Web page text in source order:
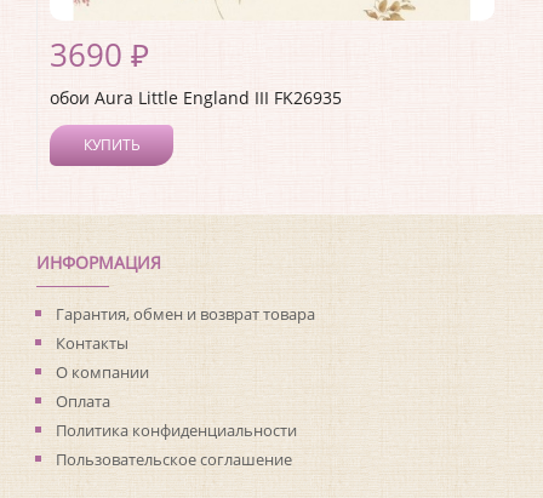
3690 ₽
обои Aura Little England III FK26935
КУПИТЬ
ИНФОРМАЦИЯ
Гарантия, обмен и возврат товара
Контакты
О компании
Оплата
Политика конфиденциальности
Пользовательское соглашение